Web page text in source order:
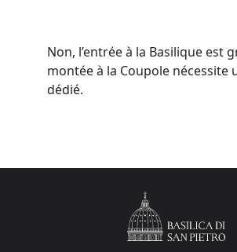
Non, l’entrée à la Basilique est
montée à la Coupole nécessite
dédié.